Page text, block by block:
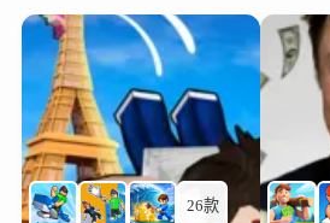
26款